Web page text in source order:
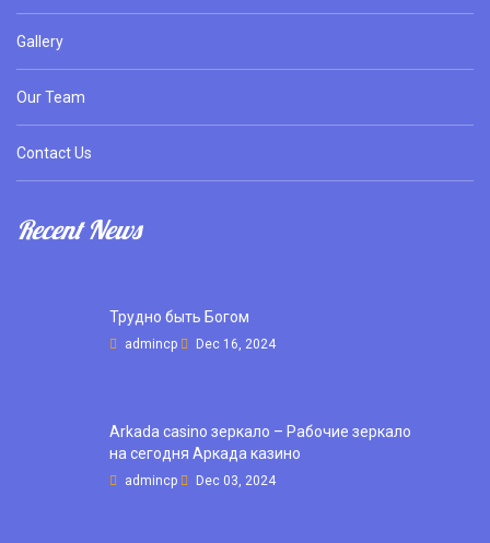
Gallery
Our Team
Contact Us
Recent News
Трудно быть Богом
admincp Dec 16, 2024
Arkada casino зеркало – Рабочие зеркало
на сегодня Аркада казино
admincp Dec 03, 2024